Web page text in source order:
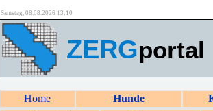
Samstag, 08.08.2026 13:10
ZERGportal
Home Hunde